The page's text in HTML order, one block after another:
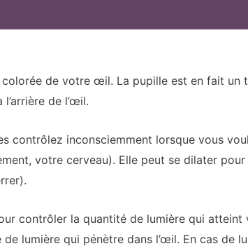
de votre œil. La pupille est en fait un
de l’œil.
contrôlez inconsciemment lorsque vous
votre cerveau). Elle peut se dilater
contrôler la quantité de lumière qui atteint
lumière qui pénètre dans l’œil. En cas de